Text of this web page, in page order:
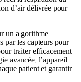
d’air délivrée pour
un algorithme
par les capteurs pour
traiter efficacement
avancée, l’appareil
patient et garantir